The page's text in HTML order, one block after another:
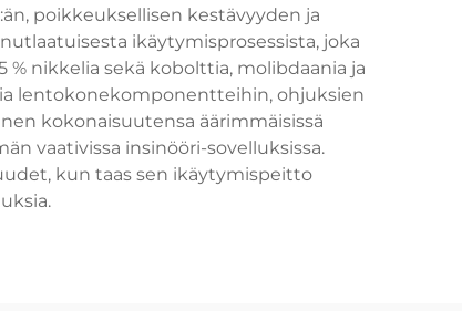
poikkeuksellisen kestävyyden ja
ikäytymisprosessista, joka
% nikkelia sekä kobolttia, molibdaania ja
lentokonekomponentteihin, ohjuksien
kokonaisuutensa äärimmäisissä
vaativissa insinööri-sovelluksissa.
kun taas sen ikäytymispeitto